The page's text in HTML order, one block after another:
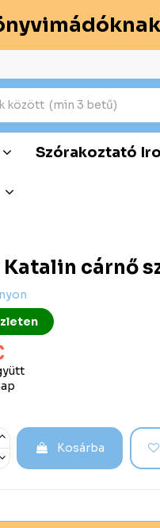
Szórakoztató
Katalin cárnő
Kosárba